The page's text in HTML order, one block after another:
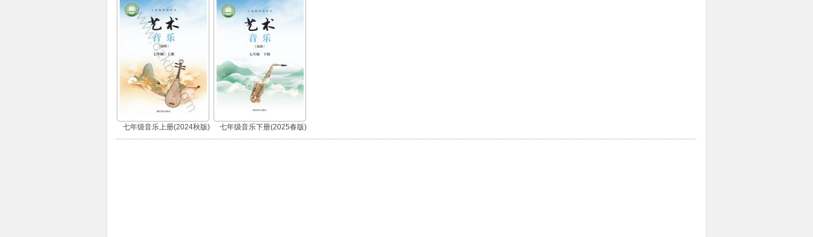
七年级音乐上册(2024秋版) 七年级音乐下册(2025春版)